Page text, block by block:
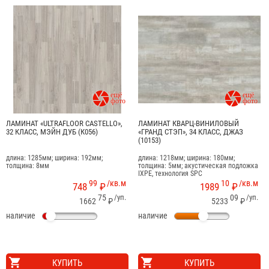

ЛАМИНАТ «ULTRAFLOOR CASTELLO»,
32 КЛАСС, МЭЙН ДУБ (К056)
длина: 1285мм; ширина: 192мм;
толщина: 8мм
/кв.м
74899 ₽
/уп.
1662 75₽
наличие
КУПИТЬ

ЛАМИНАТ КВАРЦ-ВИНИЛОВЫЙ
«ГРАНД СТЭП», 34 КЛАСС, ДЖАЗ
(10153)
длина: 1218мм; ширина: 180мм;
толщина: 5мм; акустическая подложка
IXPE, технология SPC
/кв.м
1989 10 ₽
/уп.
5233 09 ₽
наличие
КУПИТЬ